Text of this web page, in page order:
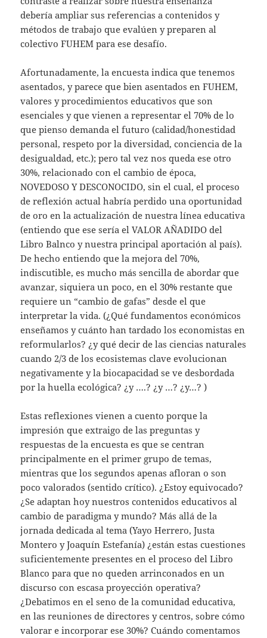
debería ampliar sus referencias a contenidos y
métodos de trabajo que evalúen y preparen al
colectivo FUHEM para ese desafío.
Afortunadamente, la encuesta indica que tenemos
asentados, y parece que bien asentados en FUHEM,
valores y procedimientos educativos que son
esenciales y que vienen a representar el 70% de lo
que pienso demanda el futuro (calidad/honestidad
personal, respeto por la diversidad, conciencia de la
desigualdad, etc.); pero tal vez nos queda ese otro
30%, relacionado con el cambio de época,
NOVEDOSO Y DESCONOCIDO, sin el cual, el proceso
de reflexión actual habría perdido una oportunidad
de oro en la actualización de nuestra línea educativa
(entiendo que ese sería el VALOR AÑADIDO del
Libro Balnco y nuestra principal aportación al país).
De hecho entiendo que la mejora del 70%,
indiscutible, es mucho más sencilla de abordar que
avanzar, siquiera un poco, en el 30% restante que
requiere un “cambio de gafas” desde el que
interpretar la vida. (¿Qué fundamentos económicos
enseñamos y cuánto han tardado los economistas en
reformularlos? ¿y qué decir de las ciencias naturales
cuando 2/3 de los ecosistemas clave evolucionan
negativamente y la biocapacidad se ve desbordada
por la huella ecológica? ¿y ….? ¿y …? ¿y…? )
Estas reflexiones vienen a cuento porque la
impresión que extraigo de las preguntas y
respuestas de la encuesta es que se centran
principalmente en el primer grupo de temas,
mientras que los segundos apenas afloran o son
poco valorados (sentido crítico). ¿Estoy equivocado?
¿Se adaptan hoy nuestros contenidos educativos al
cambio de paradigma y mundo? Más allá de la
jornada dedicada al tema (Yayo Herrero, Justa
Montero y Joaquín Estefanía) ¿están estas cuestiones
suficientemente presentes en el proceso del Libro
Blanco para que no queden arrinconados en un
discurso con escasa proyección operativa?
¿Debatimos en el seno de la comunidad educativa,
en las reuniones de directores y centros, sobre cómo
valorar e incorporar ese 30%? Cuándo comentamos